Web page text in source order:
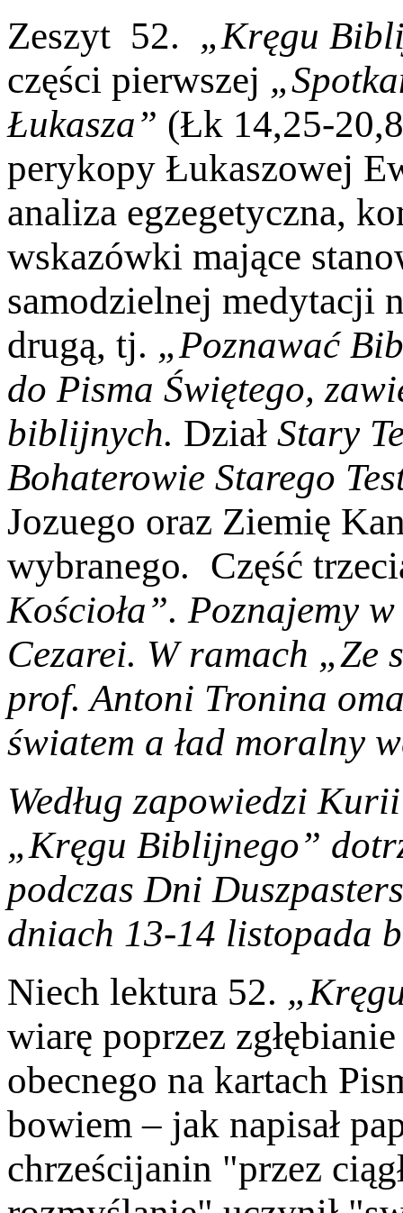
Zeszyt 52. „Kręgu
części pierwszej
Łukasza” (Łk 14,25-
perykopy Łukaszowej
analiza egzegetyczna,
wskazówki mające
samodzielnej medytacji
drugą, tj. „Poznawać
do Pisma Świętego,
biblijnych. Dział Stary
Bohaterowie Starego
Jozuego oraz Ziemię
wybranego. Część
Kościoła”. Poznajemy
Cezarei. W ramach „Ze
prof. Antoni Tronina
światem a ład moralny
Według zapowiedzi
„Kręgu Biblijnego”
podczas Dni
dniach 13-14 listopada
Niech lektura 52.
wiarę poprzez
obecnego na kartach
bowiem – jak napisał
chrześcijanin "przez